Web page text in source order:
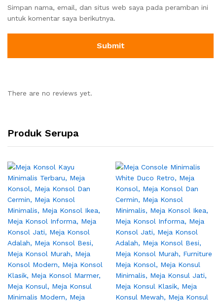
Simpan nama, email, dan situs web saya pada peramban ini
untuk komentar saya berikutnya.
There are no reviews yet.
Produk Serupa